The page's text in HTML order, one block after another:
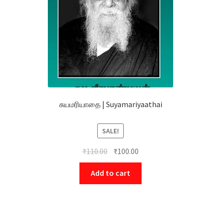
சுயமரியாதை | Suyamariyaathai
SALE!
₹110.00 ₹100.00
Add to cart